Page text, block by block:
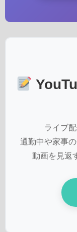
ライブ
通勤中や家事
動画を見返